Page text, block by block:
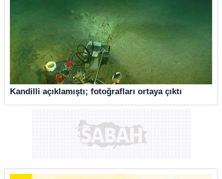
Kandilli açıklamıştı; fotoğrafları ortaya çıktı